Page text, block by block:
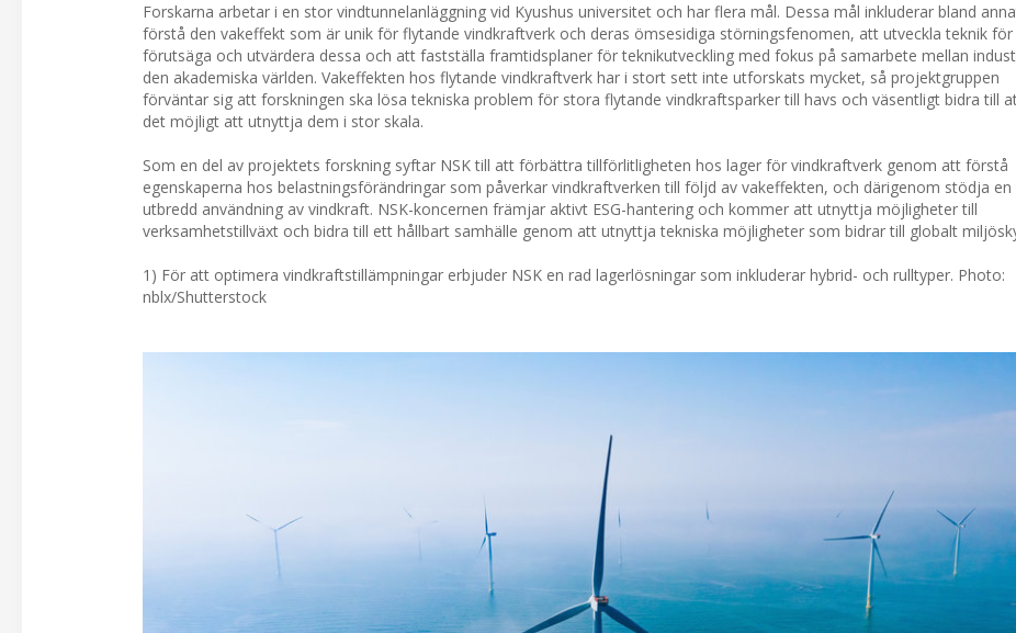
Forskarna arbetar i en stor vindtunnelanläggning vid Kyushus universitet och har flera mål. Dessa mål inkluderar bland
förstå den vakeffekt som är unik för flytande vindkraftverk och deras ömsesidiga störningsfenomen, att utveckla teknik
förutsäga och utvärdera dessa och att fastställa framtidsplaner för teknikutveckling med fokus på samarbete mellan
den akademiska världen. Vakeffekten hos flytande vindkraftverk har i stort sett inte utforskats mycket, så projektgruppen
förväntar sig att forskningen ska lösa tekniska problem för stora flytande vindkraftsparker till havs och väsentligt bidra till
det möjligt att utnyttja dem i stor skala.
Som en del av projektets forskning syftar NSK till att förbättra tillförlitligheten hos lager för vindkraftverk genom att förstå
egenskaperna hos belastningsförändringar som påverkar vindkraftverken till följd av vakeffekten, och därigenom stödja
utbredd användning av vindkraft. NSK-koncernen främjar aktivt ESG-hantering och kommer att utnyttja möjligheter till
verksamhetstillväxt och bidra till ett hållbart samhälle genom att utnyttja tekniska möjligheter som bidrar till globalt
1) För att optimera vindkraftstillämpningar erbjuder NSK en rad lagerlösningar som inkluderar hybrid- och rulltyper. Photo:
nblx/Shutterstock